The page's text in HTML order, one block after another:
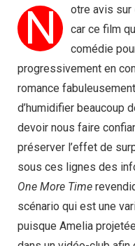
N otre avis sur
car ce film
comédie
progressivement en
romance
d’humidifier beaucoup
devoir nous faire
préserver l’effet de
sous ces lignes des
One More Time
scénario qui est une
puisque Amelia